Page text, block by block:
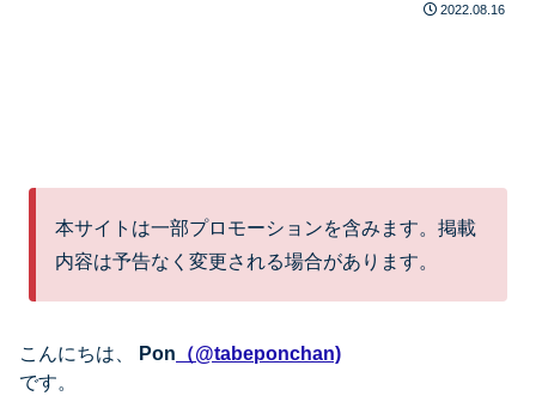
2022.08.16
本サイトは一部プロモーションを含みます。掲載
内容は予告なく変更される場合があります。
こんにちは、 Pon （@tabeponchan)
です。